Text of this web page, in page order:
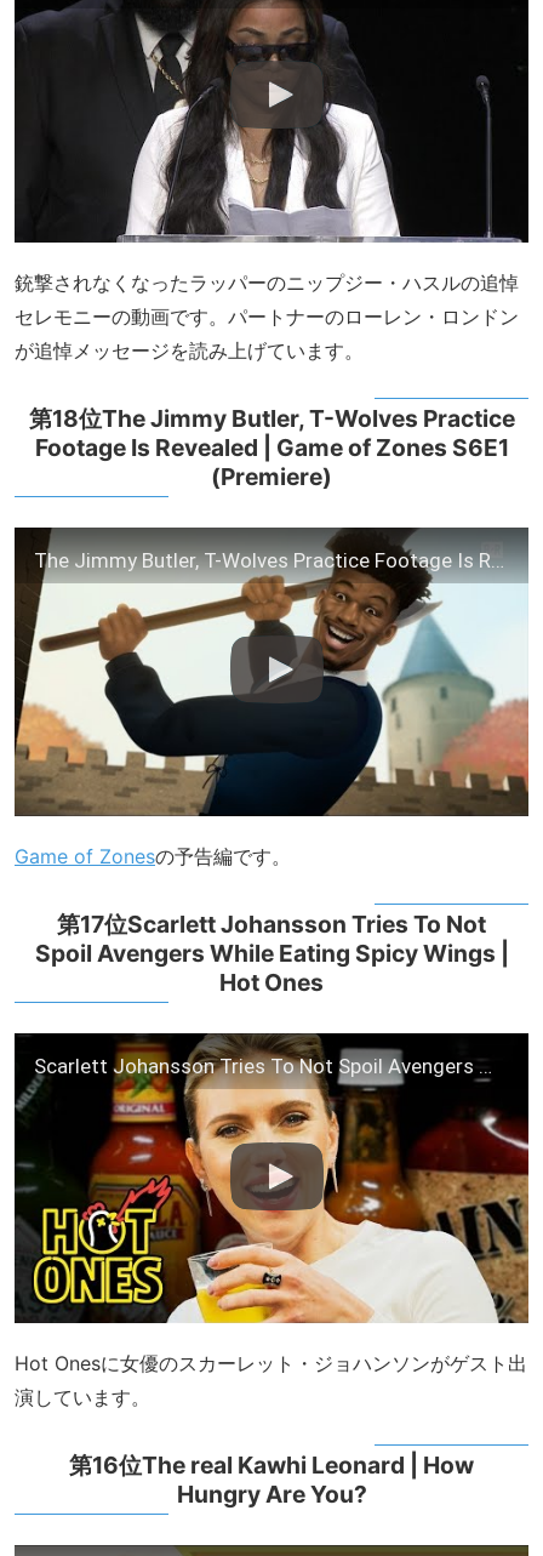
銃撃されなくなったラッパーのニップジー・ハスルの追悼
セレモニーの動画です。パートナーのローレン・ロンドン
が追悼メッセージを読み上げています。
第18位The Jimmy Butler, T-Wolves Practice
Footage Is Revealed | Game of Zones S6E1
(Premiere)
The Jimmy Butler, T-Wolves Practice Footage Is Revealed | Game of Zones S6E1 (Premiere)
Game of Zonesの予告編です。
第17位Scarlett Johansson Tries To Not
Spoil Avengers While Eating Spicy Wings |
Hot Ones
Scarlett Johansson Tries To Not Spoil Avengers While Eating Spicy Wings | Hot Ones
Hot Onesに女優のスカーレット・ジョハンソンがゲスト出
演しています。
第16位The real Kawhi Leonard | How
Hungry Are You?